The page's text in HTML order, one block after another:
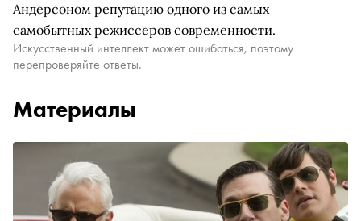
Андерсоном репутацию одного из самых
самобытных режиссеров современности.
Искусственный интеллект может ошибаться, поэтому
перепроверяйте ответы.
Материалы